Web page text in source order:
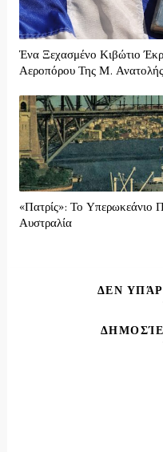
Ένα Ξεχασμένο Κιβώτιο
Αεροπόρου Της Μ. Ανατολής
«Πατρίς»: Το Υπερωκεάνιο
Αυστραλία
ΔΕΝ